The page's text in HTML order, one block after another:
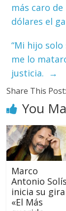
más caro
dólares el
“Mi hijo
me lo
justicia. →
Share This Post:
You
Marco
Antonio Solís
​inicia su gira
«El Más